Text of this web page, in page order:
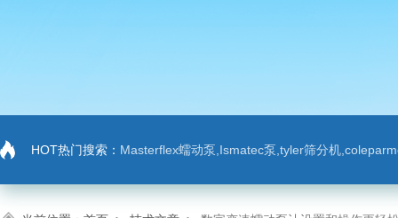
HOT热门搜索： Masterflex蠕动泵,Ismatec泵,tyler筛分机,coleparmer,注射